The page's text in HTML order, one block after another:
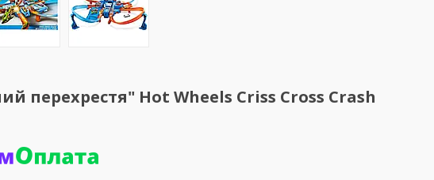
перехрестя" Hot Wheels Criss Cross Crash